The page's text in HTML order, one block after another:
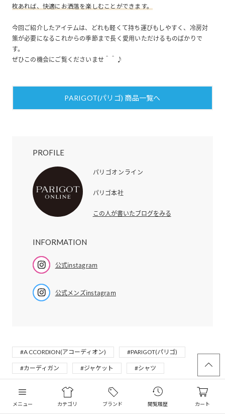
メニュー カテゴリ ブランド 閲覧履歴 カート
枚あれば、快適にお洒落を楽しむことができます。
今回ご紹介したアイテムは、どれも軽くて持ち運びもしやすく、冷房対
策が必要になるこれからの季節まで長く愛用いただけるものばかりで
す。
ぜひこの機会にご覧くださいませ＾＾♪
PARIGOT(パリゴ) 商品一覧へ
PROFILE
パリゴオンライン
パリゴ本社
この人が書いたブログをみる
INFORMATION
公式instagram
公式メンズinstagram
#A CCORDION(アコーディオン) #PARIGOT(パリゴ)
#カーディガン #ジャケット #シャツ